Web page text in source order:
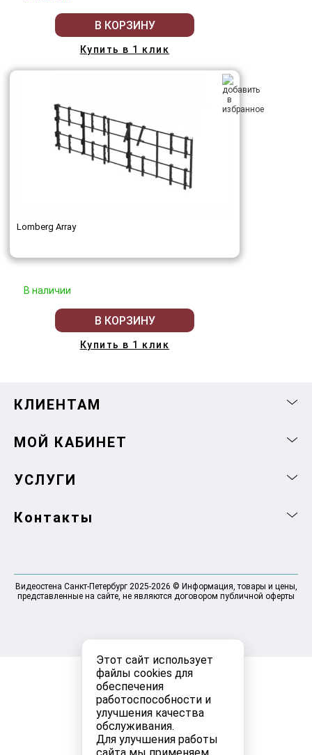
Этот сайт использует
файлы cookies для
обеспечения
работоспособности и
улучшения качества
обслуживания.
Для улучшения работы
В КОРЗИНУ
Купить в 1 клик
Lomberg Array
В наличии
В КОРЗИНУ
Купить в 1 клик
КЛИЕНТАМ
МОЙ КАБИНЕТ
УСЛУГИ
Контакты
Видеостена Санкт-Петербург 2025-2026 © Информация, товары и цены,
представленные на сайте, не являются договором публичной оферты